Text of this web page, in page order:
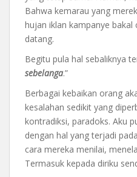
Bahwa kemarau yang
hujan iklan kampanye
datang.
Begitu pula hal sebaliknya
sebelanga.”
Berbagai kebaikan orang
kesalahan sedikit yang
kontradiksi, paradoks. Aku
dengan hal yang terjadi
cara mereka menilai,
Termasuk kepada diriku